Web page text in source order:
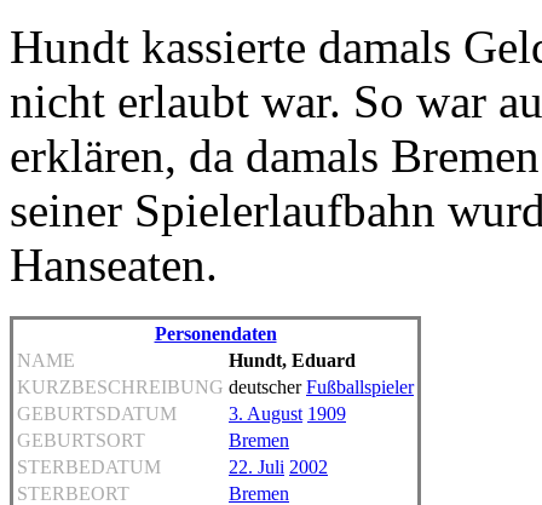
Hundt kassierte damals
nicht erlaubt war. So war
erklären, da damals
seiner Spielerlaufbahn
Hanseaten.
Personendaten
NAME
Hundt, Eduard
KURZBESCHREIBUNG deutscherFußballspieler
GEBURTSDATUM
3. August 1909
GEBURTSORT
Bremen
STERBEDATUM
22. Juli 2002
STERBEORT
Bremen